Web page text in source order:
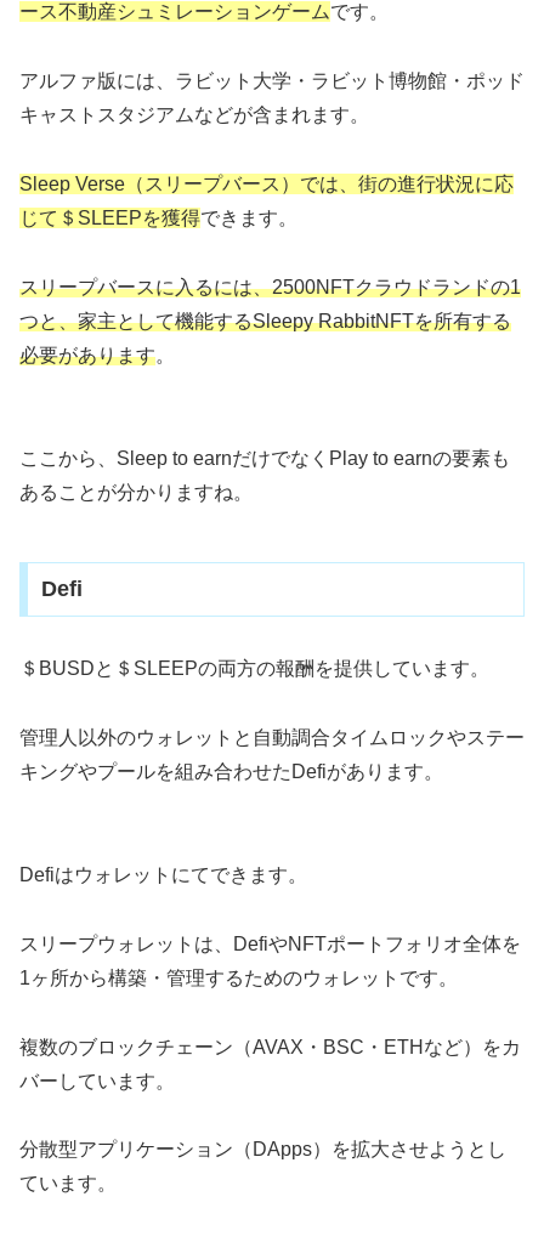
ース不動産シュミレーションゲームです。
アルファ版には、ラビット大学・ラビット博物館・ポッド
キャストスタジアムなどが含まれます。
Sleep Verse（スリープバース） では、街の進行状況に応
じて＄SLEEPを獲得できます。
スリープバースに入るには、2500NFTクラウドランドの1
つと、家主として機能するSleepy RabbitNFTを所有する
必要があります。
ここから、Sleep to earnだけでなくPlay to earnの要素も
あることが分かりますね。
Defi
＄BUSDと＄SLEEPの両方の報酬を提供しています。
管理人以外のウォレットと自動調合タイムロックやステー
キングやプールを組み合わせたDefiがあります。
Defiはウォレットにてできます。
スリープウォレットは、DefiやNFTポートフォリオ全体を
1ヶ所から構築・管理するためのウォレットです。
複数のブロックチェーン（AVAX・BSC・ETHなど）をカ
バーしています。
分散型アプリケーション（DApps）を拡大させようとし
ています。